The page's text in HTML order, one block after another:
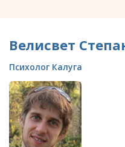
Велисвет
Психолог Калуга